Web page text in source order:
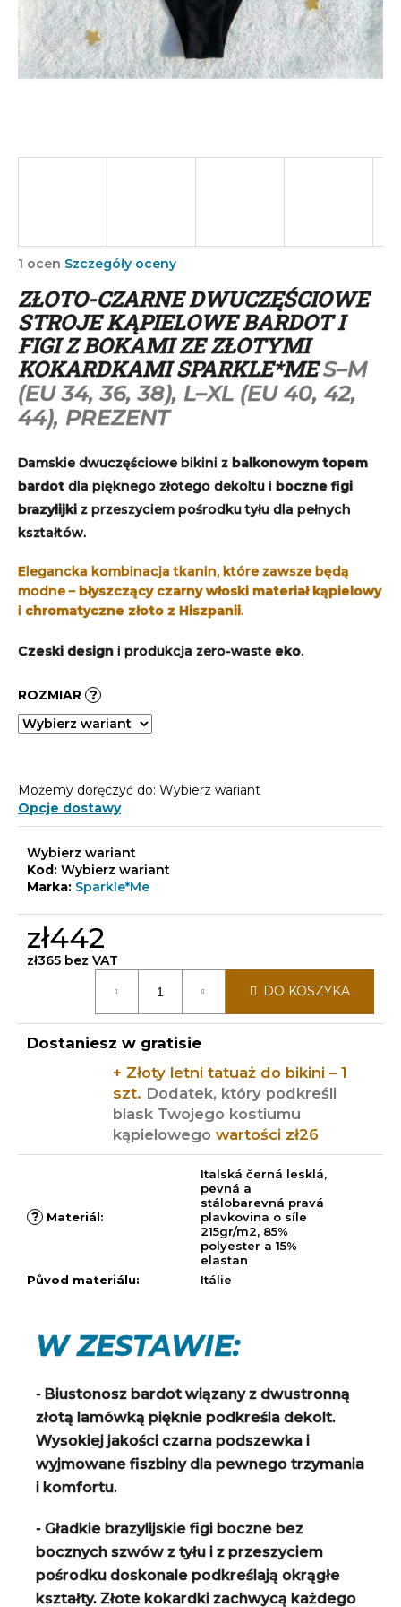
Średnia
produktu
wynosi
5,0
na
5
gwiazdek.
1 ocen Szczegóły oceny
ZŁOTO-CZARNE DWUCZĘŚCIOWE
STROJE KĄPIELOWE BARDOT I
FIGI Z BOKAMI ZE ZŁOTYMI
KOKARDKAMI SPARKLE*MES–M
(EU 34, 36, 38), L–XL (EU 40, 42,
44), PREZENT
Damskie dwuczęściowe bikini z balkonowym topem
bardot dla pięknego złotego dekoltu i boczne figi
brazylijki z przeszyciem pośrodku tyłu dla pełnych
kształtów.
Elegancka kombinacja tkanin, które zawsze będą
modne –błyszczący czarny włoski materiał kąpielowy
i chromatyczne złoto z Hiszpanii.
Czeski design i produkcja zero-waste eko.
ROZMIAR ?
Możemy doręczyć do: Wybierz wariant
Opcje dostawy
Wybierz wariant
Kod: Wybierz wariant
Marka: Sparkle*Me
zł442
zł365 bez VAT
jednostkowa:
DO KOSZYKA
Dostaniesz w gratisie
+ Złoty letni tatuaż do bikini – 1
szt. Dodatek, który podkreśli
blask Twojego kostiumu
kąpielowego wartości zł26
? Materiál:
Italská černá lesklá,
pevná a
stálobarevná pravá
plavkovina o síle
215gr/m2, 85%
polyester a 15%
elastan
Původ materiálu: Itálie
W ZESTAWIE:
- Biustonosz bardot wiązany z dwustronną
złotą lamówką pięknie podkreśla dekolt.
Wysokiej jakości czarna podszewka i
wyjmowane fiszbiny dla pewnego trzymania
i komfortu.
- Gładkie brazylijskie figi boczne bez
bocznych szwów z tyłu i z przeszyciem
pośrodku doskonale podkreślają okrągłe
kształty. Złote kokardki zachwycą każdego
SZUKAJ
a
m
y